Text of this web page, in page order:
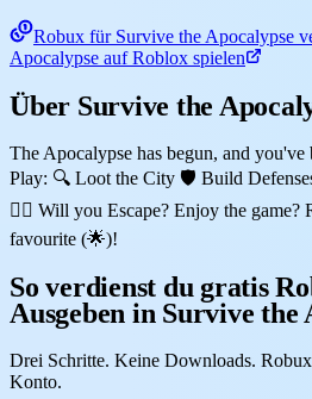
Robux für Survive the Apocalypse
Apocalypse auf Roblox spielen
Über Survive the
The Apocalypse has begun, and
Play: 🔍 Loot the City 🛡️ Build
🏃‍♂️ Will you Escape? Enjoy the game?
favourite (🌟)!
So verdienst du gratis
Ausgeben in Survive the
Drei Schritte. Keine Downloads.
Konto.